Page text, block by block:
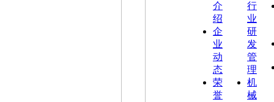
介
绍
企
业
动
态
荣
誉
行
业
研
发
管
理
机
械